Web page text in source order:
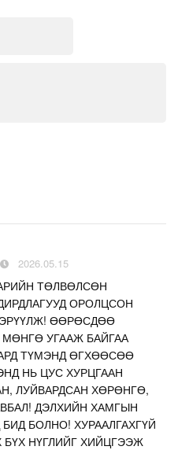
2026.05.15
ТӨЛВӨЛСӨН
ОРОЛЦСОН
ӨӨРӨСДӨӨ
УГААЖ БАЙГАА
ТҮМЭНД ӨГХӨӨСӨӨ
НЬ ЦУС ХУРЦГААН
ЛУЙВАРДСАН ХӨРӨНГӨ,
ДЭЛХИЙН ХАМГЫН
БОЛНО! ХУРААЛГАХГҮЙ
НҮГЛИЙГ ХИЙЦГЭЭЖ